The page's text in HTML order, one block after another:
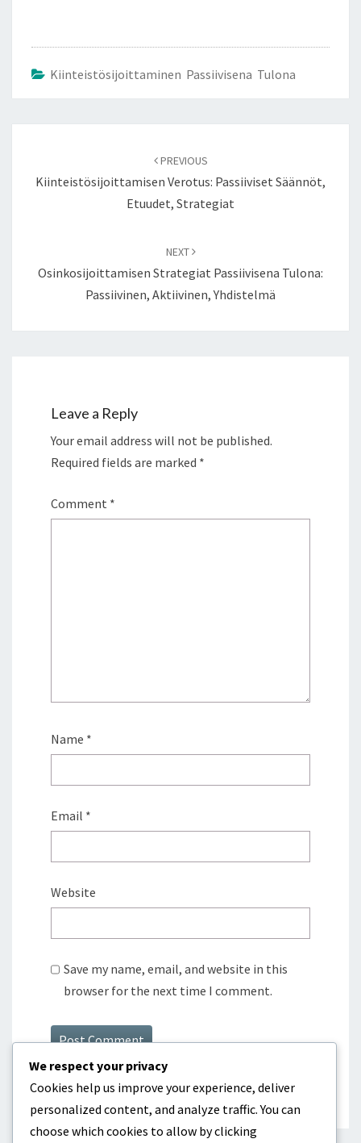
Kiinteistösijoittaminen Passiivisena Tulona
PREVIOUS
Kiinteistösijoittamisen Verotus: Passiiviset Säännöt,
Etuudet, Strategiat
NEXT
Osinkosijoittamisen Strategiat Passiivisena Tulona:
Passiivinen, Aktiivinen, Yhdistelmä
Leave a Reply
Your email address will not be published.
Required fields are marked *
Comment *
Name *
Email *
Website
Save my name, email, and website in this
browser for the next time I comment.
We respect your privacy
Cookies help us improve your experience, deliver
personalized content, and analyze traffic. You can
choose which cookies to allow by clicking